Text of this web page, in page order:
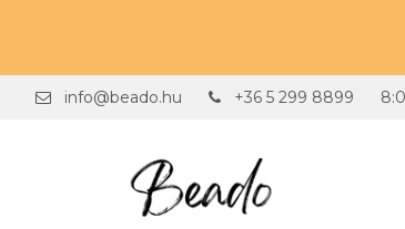
info@beado.hu +36 5 299 8899